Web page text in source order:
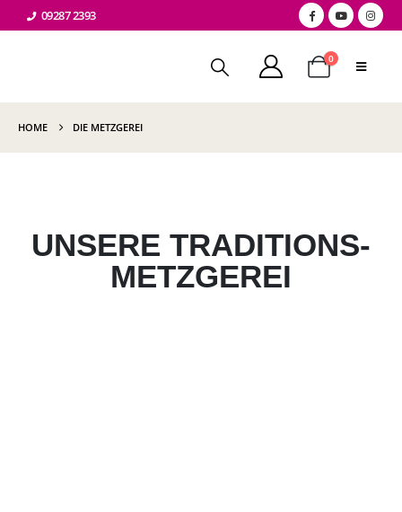
09287 2393
0
HOME DIE METZGEREI
UNSERE TRADITIONS­
METZGEREI